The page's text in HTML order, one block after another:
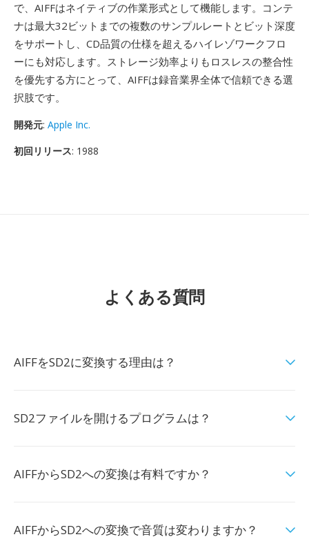
で、AIFFはネイティブの作業形式として機能します。コンテ
ナは最大32ビットまでの複数のサンプルレートとビット深度
をサポートし、CD品質の仕様を超えるハイレゾワークフロ
ーにも対応します。ストレージ効率よりもロスレスの整合性
を優先する方にとって、AIFFは録音業界全体で信頼できる選
択肢です。
開発元: Apple Inc.
初回リリース: 1988
よくある質問
AIFFをSD2に変換する理由は？
SD2ファイルを開けるプログラムは？
AIFFからSD2への変換は有料ですか？
AIFFからSD2への変換で音質は変わりますか？